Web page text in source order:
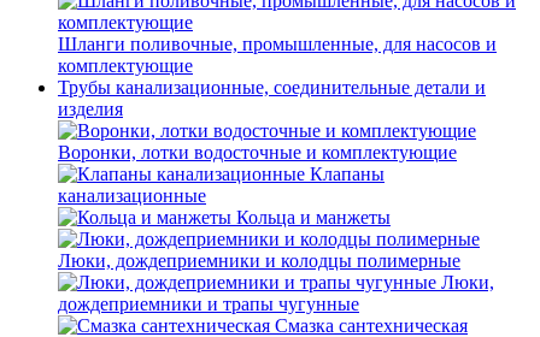
Шланги поливочные, промышленные, для насосов и
комплектующие
Трубы канализационные, соединительные детали и
изделия
Воронки, лотки водосточные и комплектующие
Клапаны
канализационные
Кольца и манжеты
Люки, дождеприемники и колодцы полимерные
Люки,
дождеприемники и трапы чугунные
Смазка сантехническая